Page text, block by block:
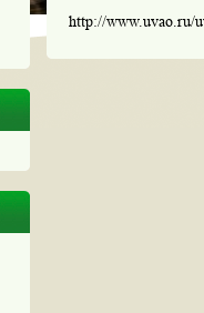
http://www.uvao.ru/